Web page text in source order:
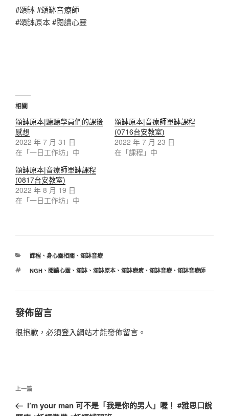
#頌缽 #頌缽音療師
#頌缽原本 #閱讀心靈
相關
頌缽原本|聽聽學員們的課後
感想
2022 年 7 月 31 日
在「一日工作坊」中
頌缽原本|音療師單缽課程
(0716台安教室)
2022 年 7 月 23 日
在「課程」中
頌缽原本|音療師單缽課程
(0817台安教室)
2022 年 8 月 19 日
在「一日工作坊」中
分
課程、 身心靈相關 、 頌缽音療
標
NGH、 閱讀心靈、 頌缽、 頌缽原本、 頌缽療癒、 頌缽音療、 頌缽音療師
發佈留言
很抱歉，必須登入網站才能發佈留言。
文
導
上
一
上一篇
I’m your man 可不是「我是你的男人」喔！ #雅思口說